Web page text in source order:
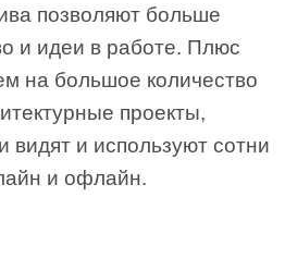
позволяют больше
и идеи в работе. Плюс
на большое количество
проекты,
видят и используют сотни
и офлайн.